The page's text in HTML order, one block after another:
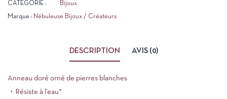
CATÉGORIE : Bijoux
Marque : Nébuleuse Bijoux / Créateurs
DESCRIPTION AVIS (0)
Anneau doré orné de pierres blanches
・Résiste à l’eau*